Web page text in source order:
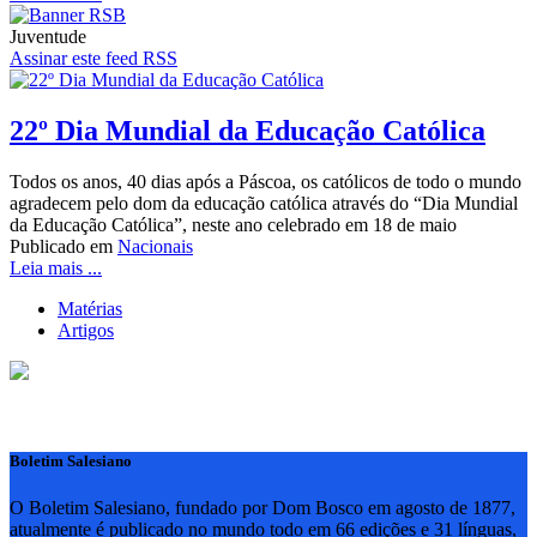
Juventude
Assinar este feed RSS
22º Dia Mundial da Educação Católica
Todos os anos, 40 dias após a Páscoa, os católicos de todo o mundo
agradecem pelo dom da educação católica através do “Dia Mundial
da Educação Católica”, neste ano celebrado em 18 de maio
Publicado em Nacionais
Leia mais ...
Matérias
Artigos
Boletim Salesiano
O Boletim Salesiano, fundado por Dom Bosco em agosto de 1877,
atualmente é publicado no mundo todo em 66 edições e 31 línguas,